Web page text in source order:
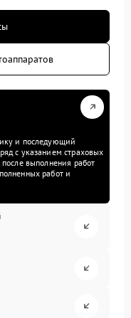
и последующий
с указанием страховых
выполнения работ
работ и